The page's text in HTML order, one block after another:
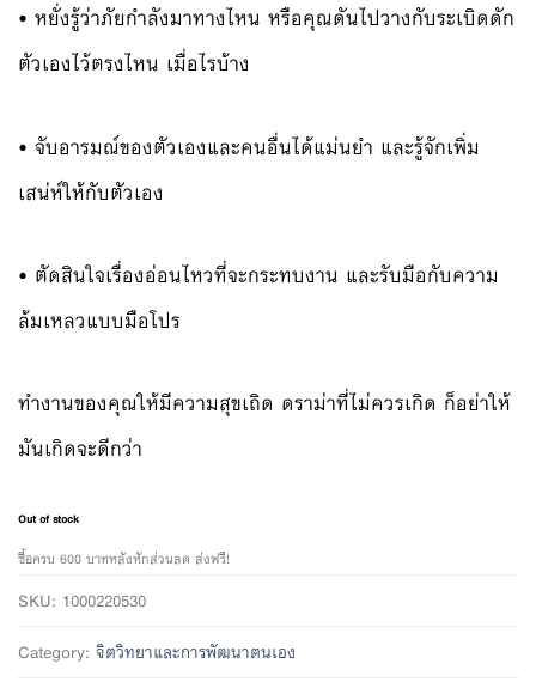
• หยั่งรู้ว่าภัยกำลังมาทางไหน หรือคุณดันไปวางกับระเบิดดัก
ตัวเองไว้ตรงไหน เมื่อไรบ้าง
• จับอารมณ์ของตัวเองและคนอื่นได้แม่นยำ และรู้จักเพิ่ม
เสน่ห์ให้กับตัวเอง
• ตัดสินใจเรื่องอ่อนไหวที่จะกระทบงาน และรับมือกับความ
ล้มเหลวแบบมือโปร
ทำงานของคุณให้มีความสุขเถิด ดราม่าที่ไม่ควรเกิด ก็อย่าให้
มันเกิดจะดีกว่า
Out of stock
ซื้อครบ 600 บาทหลังหักส่วนลด ส่งฟรี!
SKU: 1000220530
Category: จิตวิทยาและการพัฒนาตนเอง